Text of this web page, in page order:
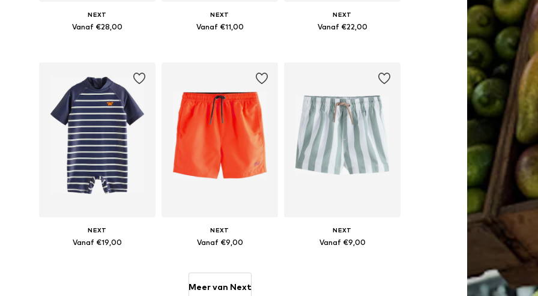
NEXT
Vanaf €28,00
NEXT
Vanaf €11,00
NEXT
Vanaf €22,00
NEXT
Vanaf €19,00
NEXT
Vanaf €9,00
NEXT
Vanaf €9,00
Meer van Next